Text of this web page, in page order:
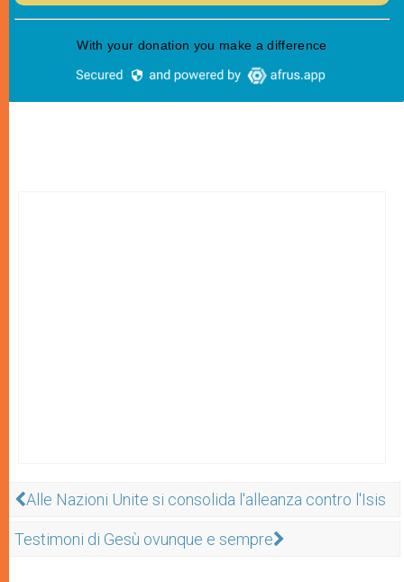
Alle Nazioni Unite si consolida l'alleanza contro l'Isis
Testimoni di Gesù ovunque e sempre